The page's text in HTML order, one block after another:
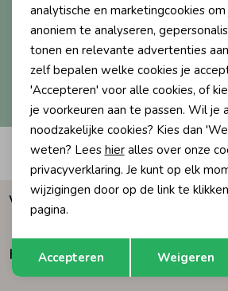
Rompers
Ondergoed
Regenkleding &-laarzen
Zomeraccessoires
Kledingaccessoires
Jumpsuits
Blouses
Blazers & Gilets
Leggings
Boxpakjes
Winteraccessoires
Aanmelden
Hoe we met je data omgaan? Bekijk
privacyverklaring.
Automatisch sparen
Waarom Humpy?
Klantenservice
Marketing cookies
Terug
analytische en marketingcookies
anoniem te analyseren,
tonen en relevante advertenties
zelf bepalen welke cookies je
'Accepteren' voor alle cookies, of
je voorkeuren aan te passen. Wil je
noodzakelijke cookies? Kies dan
weten? Lees hieralles over onze
privacyverklaring. Je kunt op elk
wijzigingen door op de link te
pagina.
Accepteren Weigeren